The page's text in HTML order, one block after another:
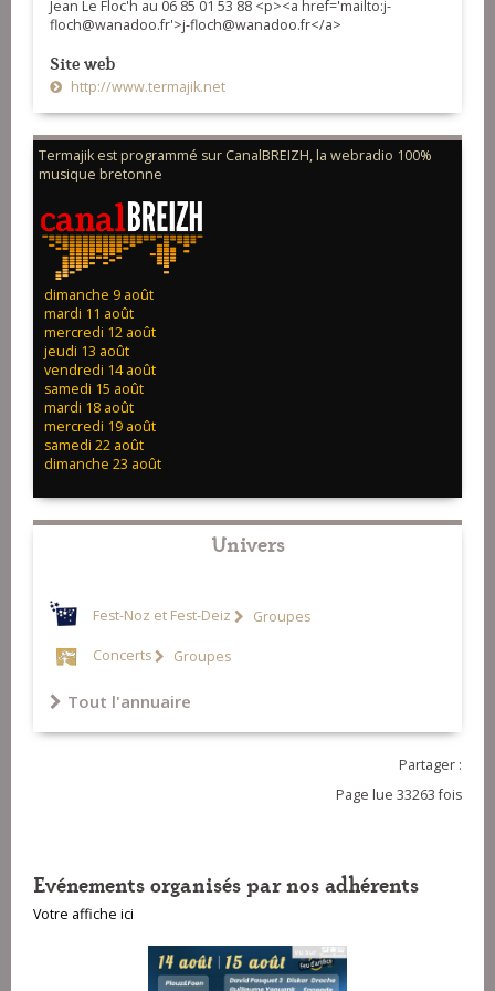
Jean Le Floc'h au 06 85 01 53 88 <p><a href='mailto:j-
floch@wanadoo.fr'>j-floch@wanadoo.fr</a>
Site web
http://www.termajik.net
Termajik est programmé sur CanalBREIZH, la webradio 100%
musique bretonne
dimanche 9 août
mardi 11 août
mercredi 12 août
jeudi 13 août
vendredi 14 août
samedi 15 août
mardi 18 août
mercredi 19 août
samedi 22 août
dimanche 23 août
Univers
Fest-Noz et Fest-Deiz Groupes
Concerts Groupes
Tout l'annuaire
Partager :
Page lue 33263 fois
Evénements organisés par nos adhérents
Votre affiche ici